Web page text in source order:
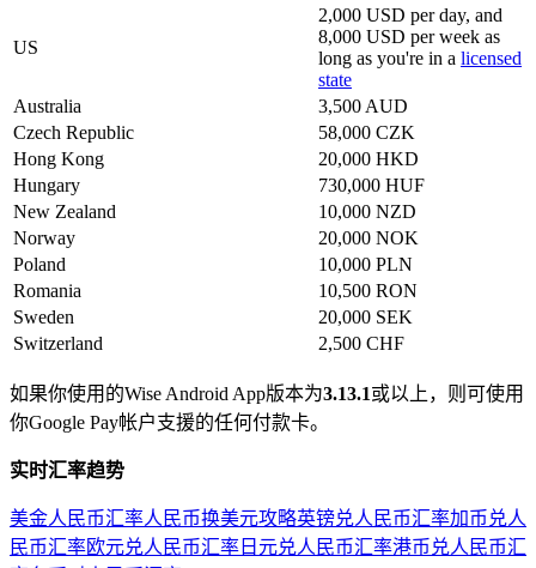
US
2,000 USD per day, and
8,000 USD per week as
long as you're in a licensed
state
Australia
3,500 AUD
Czech Republic
58,000 CZK
Hong Kong
20,000 HKD
Hungary
730,000 HUF
New Zealand
10,000 NZD
Norway
20,000 NOK
Poland
10,000 PLN
Romania
10,500 RON
Sweden
20,000 SEK
Switzerland
2,500 CHF
如果你使用的Wise Android App版本为3.13.1或以上，则可使用
你Google Pay帐户支援的任何付款卡。
实时汇率趋势
美金人民币汇率人民币换美元攻略英镑兑人民币汇率加币兑人
民币汇率欧元兑人民币汇率 日元兑人民币汇率港币兑人民币汇